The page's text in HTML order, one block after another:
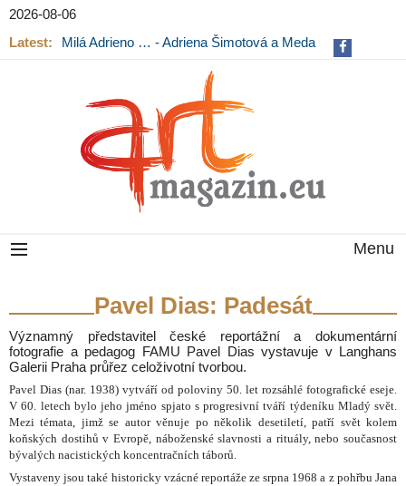
2026-08-06
Latest:
Milá Adrieno … - Adriena Šimotová a Meda
Menu
Pavel Dias: Padesát
Významný představitel české reportážní a dokumentární
fotografie a pedagog FAMU Pavel Dias vystavuje v Langhans
Galerii Praha průřez celoživotní tvorbou.
Pavel Dias (nar. 1938) vytváří od poloviny 50. let rozsáhlé fotografické eseje.
V 60. letech bylo jeho jméno spjato s progresivní tváří týdeníku Mladý svět.
Mezi témata, jimž se autor věnuje po několik desetiletí, patří svět kolem
koňských dostihů v Evropě, náboženské slavnosti a rituály, nebo současnost
bývalých nacistických koncentračních táborů.
Vystaveny jsou také historicky vzácné reportáže ze srpna 1968 a z pohřbu Jana